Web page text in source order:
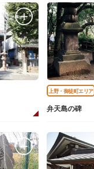
上野・御徒町エリア
弁天島の碑